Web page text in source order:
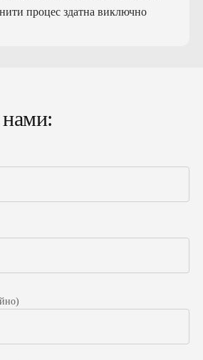
процес здатна виключно
сечового міхура передбачає
у тому числі:
розмір і локалізацію
томографія) — більш
також інвазивність
діагностика) —
нами: